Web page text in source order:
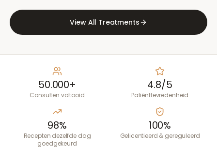
View All Treatments
50.000+
Consulten voltooid
4.8/5
Patiënttevredenheid
98%
Recepten dezelfde dag
goedgekeurd
100%
Gelicentieerd & gereguleerd